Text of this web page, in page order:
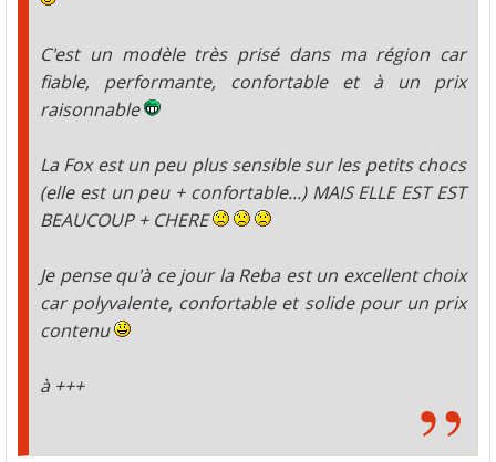
C'est un modèle très prisé dans ma région car
fiable, performante, confortable et à un prix
raisonnable
La Fox est un peu plus sensible sur les petits chocs
(elle est un peu + confortable...) MAIS ELLE EST EST
BEAUCOUP + CHERE
Je pense qu'à ce jour la Reba est un excellent choix
car polyvalente, confortable et solide pour un prix
contenu
à +++